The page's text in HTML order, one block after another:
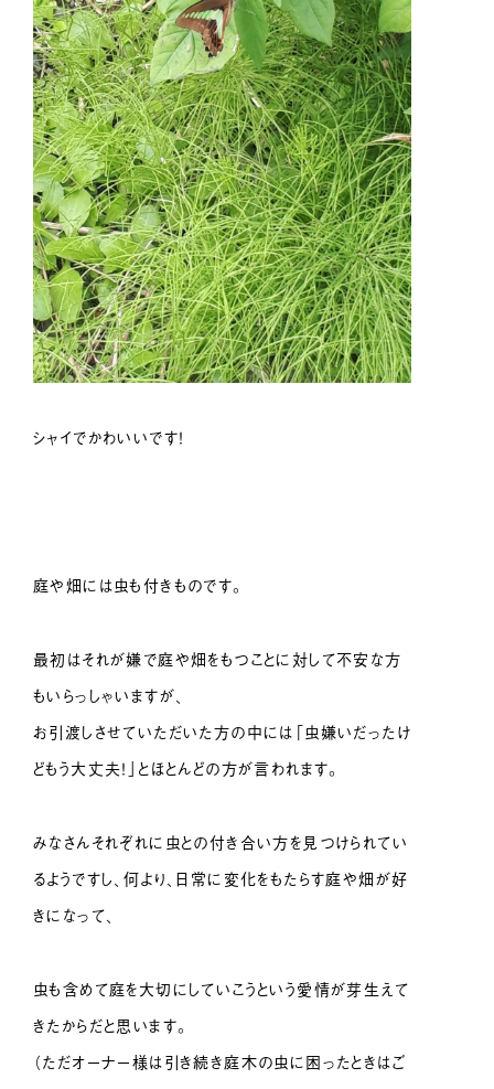
シャイでかわいいです！
庭や畑には虫も付きものです。
最初はそれが嫌で庭や畑をもつことに対して不安な方
もいらっしゃいますが、
お引渡しさせていただいた方の中には「虫嫌いだったけ
どもう大丈夫！」とほとんどの方が言われます。
みなさんそれぞれに虫との付き合い方を見つけられてい
るようですし、何より、日常に変化をもたらす庭や畑が好
きになって、
虫も含めて庭を大切にしていこうという愛情が芽生えて
きたからだと思います。
（ただオーナー様は引き続き庭木の虫に困ったときはご